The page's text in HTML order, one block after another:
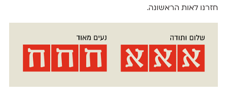
חזרנו לאות הראשונה.